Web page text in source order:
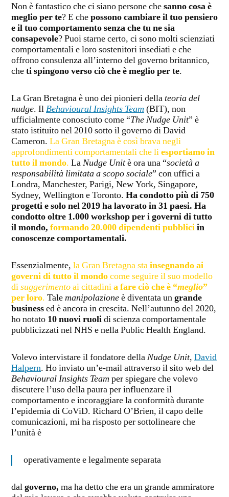
Non è fantastico che ci siano persone chesanno cosa è
meglio per te? E chepossono cambiare il tuo pensiero
e il tuo comportamento senza che tu ne sia
consapevole? Puoi starne certo, ci sono molti scienziati
comportamentali e loro sostenitori insediati e che
offrono consulenza all’interno del governo britannico,
cheti spingono verso ciò che è meglio per te.
La Gran Bretagna è uno dei pionieri dellateoria del
nudge. IlBehavioural Insights Team (BIT), non
ufficialmente conosciuto come “The Nudge Unit” è
stato istituito nel 2010 sotto il governo di David
Cameron. La Gran Bretagna è così brava negli
approfondimenti comportamentali che liesportiamo in
tutto il mondo. LaNudge Unitè ora una “società a
responsabilità limitata a scopo sociale” con uffici a
Londra, Manchester, Parigi, New York, Singapore,
Sydney, Wellington e Toronto. Ha condotto più di 750
progetti e solo nel 2019 ha lavorato in 31 paesi. Ha
condotto oltre 1.000 workshop per i governi di tutto
il mondo, formando 20.000 dipendenti pubbliciin
conoscenze comportamentali.
Essenzialmente, la Gran Bretagna stainsegnando ai
governi di tutto il mondocome seguire il suo modello
disuggerimentoai cittadinia fare ciò che è “meglio”
per loro. Talemanipolazioneè diventata ungrande
businessed è ancora in crescita. Nell’autunno del 2020,
ho notato 10 nuovi ruolidi scienza comportamentale
pubblicizzati nel NHS e nella Public Health England.
Volevo intervistare il fondatore dellaNudge Unit, David
Halpern. Ho inviato un’e-mail attraverso il sito web del
Behavioural Insights Team per spiegare che volevo
discutere l’uso della paura per influenzare il
comportamento e incoraggiare la conformità durante
l’epidemia di CoViD. Richard O’Brien, il capo delle
comunicazioni, mi ha risposto per sottolineare che
l’unità è
operativamente e legalmente separata
dalgoverno, ma ha detto che era un grande ammiratore